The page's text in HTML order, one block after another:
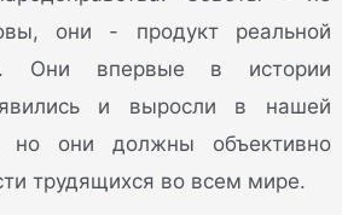
они - продукт реальной
Они впервые в истории
и выросли в нашей
но они должны объективно
трудящихся во всем мире.